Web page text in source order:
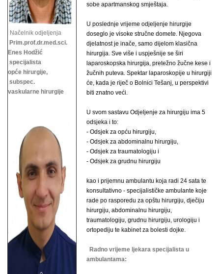
Načelnik odjeljenja
Prim.prof.dr.med.sci.
Enes Hodžić
specijalista
opće hirurgije,
subspec.
vaskularne hirurgije
sobe apartmanskog smještaja.
U poslednje vrijeme odjeljenje hirurgije
doseglo je visoke stručne domete. Njegova
djelatnost je inače, samo dijelom klasična
hirurgija. Sve više i uspješnije se širi
laparoskopska hirurgija, pretežno žučne kese i
žučnih puteva. Spektar laparoskopije u hirurgiji
će, kada je riječ o Bolnici Tešanj, u perspektivi
biti znatno veći.
U svom sastavu Odjeljenje za hirurgiju ima 5
odsjeka i to:
- Odsjek za opću hirurgiju,
- Odsjek za abdominalnu hirurgiju,
- Odsjek za traumatologiju i
- Odsjek za grudnu hirurgiju
kao i prijemnu ambulantu koja radi 24 sata te
konsultativno - specijalističke ambulante koje
rade po rasporedu za opštu hirurgiju, dječiju
hirurgiju, abdominalnu hirurgiju,
traumatologiju, grudnu hirurgiju, urologiju i
ortopediju te kabinet za bolesti dojke.
Radno vrijeme ljekara specijalista u
ambulantama: